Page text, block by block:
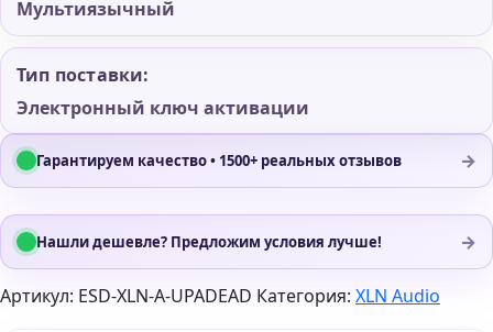
Мультиязычный
Тип поставки:
Электронный ключ активации
Гарантируем качество • 1500+ реальных отзывов →
Нашли дешевле? Предложим условия лучше! →
Артикул: ESD-XLN-A-UPADEAD Категория: XLN Audio